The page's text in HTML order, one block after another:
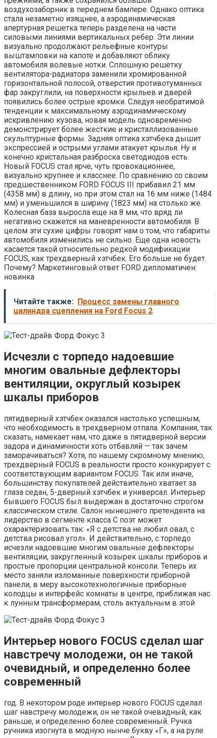
воздухозаборник в переднем бампере. Однако оптика
стала незаметно изящнее, а аэродинамическая
апертурная решетка теперь разделена на части
силовыми линиями вертикальных ребер. Эти линии
визуально продолжают рельефные контуры
выштамповки на капоте и добавляют облику
автомобиля волевые нотки. Сплошную решетку
вентилятора-радиатора заменили хромированной
горизонтальной полосой, отверстия противотуманных
фар закруглили, на поверхности крыльев и дверей
появились более острые кромки. Следуя необратимой
тенденции к максимальному аэродинамическому
искривлению кузова, новая модель одновременно
демонстрирует более жесткие и кристаллизованные
скульптурные формы. Задняя оптика хэтчбека дышит
экспрессией и острыми углами атакует крылья. Ну и
конечно кристальная разброска светодиодов есть.
Новый FOCUS стал ярче, чуть провокационнее,
визуально крупнее и класснее. По сравнению со своим
предшественником FORD FOCUS III прибавил 21 мм
(4358 мм) в длину, но при этом стал на 16 мм ниже (1484
мм) и уменьшился в ширину (1823 мм) на столько же.
Колесная база выросла еще на 8 мм, что вряд ли
негативно скажется на маневренности автомобиля. В
целом эти сухие цифры говорят нам о том, что габариты
автомобиля изменились не сильно. Еще одна новость
касается такой относительно редкой модификации
FOCUS, как трехдверный хэтчбек. Его больше не будет.
Почему? Маркетинговый ответ FORD дипломатичен:
новинка
Читайте также: Процесс замены главного
цилиндра сцепления на Ford Focus 2
Исчезли с торпедо надоевшие
многим овальные дефлекторы
вентиляции, округлый козырек
шкалы приборов
пятидверный хэтчбек оказался настолько успешным,
что необходимость в трехдверном отпала. Компания, так
сказать, намекает нам, что даже в пятидверной версии
задора и динамичности хоть отбавляй — ​​так зачем
заморачиваться? Хотя, по нашему скромному мнению,
трехдверный FOCUS в реальности просто конкурирует с
соответствующим вариантом FOCUS. Так или иначе,
большинству покупателей действительно хватает за
глаза седан, 5-дверный хэтчбек и универсал. Интерьер
бывшего FOCUS был выдержан в достаточно строгом
классическом стиле. Салон нынешнего претендента на
лидерство в сегменте класса С поэт может
охарактеризовать так: «Я с детства не любил овал, с
детства рисовал угол». И действительно, с торпедо
исчезли надоевшие многим овальные дефлекторы
вентиляции, закругленный козырек шкалы приборов и
простые пропорции центральной консоли. Теперь их
место заняли изломанные поверхности приборной
панели, в меру высокотехнологичные приборные
колодцы и интерфейс комнаты в центре, приближая нас
к лунным трансформерам, столь актуальным в этой
Интерьер нового FOCUS сделал шаг
навстречу молодежи, он не такой
очевидный, и определенно более
современный
год. В некотором роде интерьер нового FOCUS сделал
шаг навстречу молодежи, он не такой очевидный, как
раньше, и определенно более современный. Ручка
ручника изогнута в модную нынче букву «Г», а на руле